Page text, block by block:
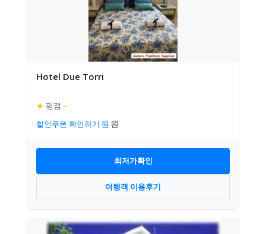
Hotel Due Torri
★ 평점 –
할인쿠폰 확인하기
최저가확인
여행객 이용후기